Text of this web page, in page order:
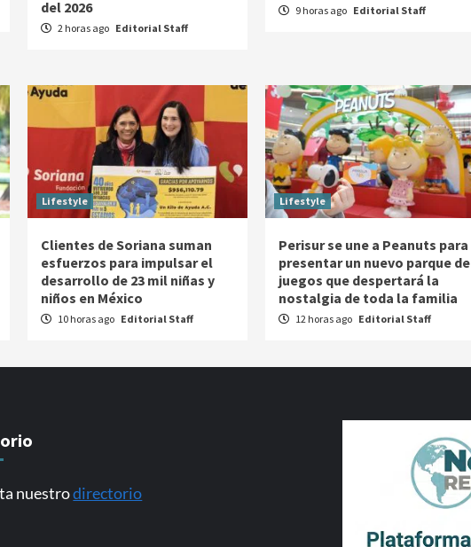
del 2026
2 horas ago Editorial Staff
9 horas ago Editorial Staff
Lifestyle
Clientes de Soriana suman
esfuerzos para impulsar el
desarrollo de 23 mil niñas y
niños en México
10 horas ago Editorial Staff
Lifestyle
Perisur se une a Peanuts para
presentar un nuevo parque de
juegos que despertará la
nostalgia de toda la familia
12 horas ago Editorial Staff
nuestrodirectorio